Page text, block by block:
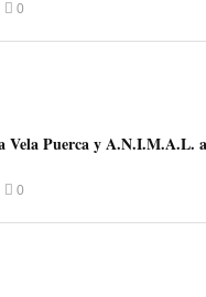
0
Vela Puerca y A.N.I.M.A.L.
0